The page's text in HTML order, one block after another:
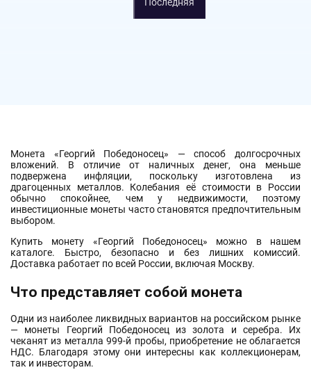
Монета «Георгий Победоносец» — способ долгосрочных
вложений. В отличие от наличных денег, она меньше
подвержена инфляции, поскольку изготовлена из
драгоценных металлов. Колебания её стоимости в России
обычно спокойнее, чем у недвижимости, поэтому
инвестиционные монеты часто становятся предпочтительным
выбором.
Купить монету «Георгий Победоносец» можно в нашем
каталоге. Быстро, безопасно и без лишних комиссий.
Доставка работает по всей России, включая Москву.
Что представляет собой монета
Одни из наиболее ликвидных вариантов на российском рынке
— монеты Георгий Победоносец из золота и серебра. Их
чеканят из металла 999-й пробы, приобретение не облагается
НДС. Благодаря этому они интересны как коллекционерам,
так и инвесторам.